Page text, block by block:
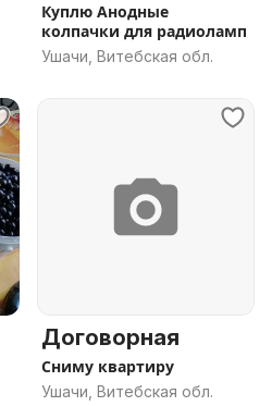
Куплю Анодные
колпачки для радиоламп
Ушачи, Витебская обл.
Договорная
Сниму квартиру
Ушачи, Витебская обл.